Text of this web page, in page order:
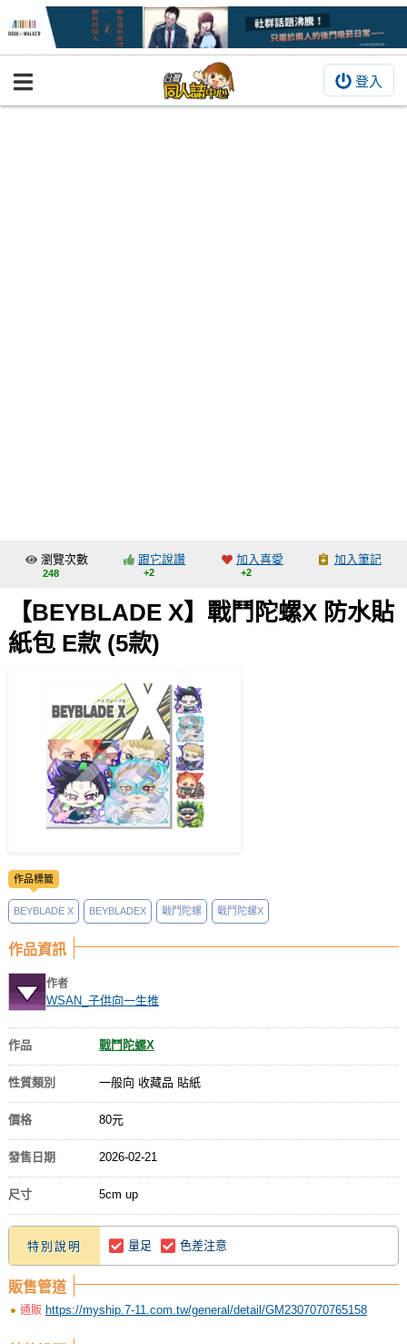
登入
BOOKY書集倉庫
交流中心
會員功能選單
註冊會員
登入
瀏覽次數
248
跟它說讚
+2
加入喜愛
+2
加入筆記
【BEYBLADE X】戰鬥陀螺X 防水貼
紙包 E款 (5款)
作品標籤
BEYBLADE X BEYBLADEX 戰鬥陀螺 戰鬥陀螺X
作品資訊
作者
WSAN_子供向一生推
作品 戰鬥陀螺X
性質類別 一般向 收藏品 貼紙
價格 80元
發售日期 2026-02-21
尺寸 5cm up
特別說明 量足 色差注意
販售管道
通販 https://myship.7-11.com.tw/general/detail/GM2307070765158